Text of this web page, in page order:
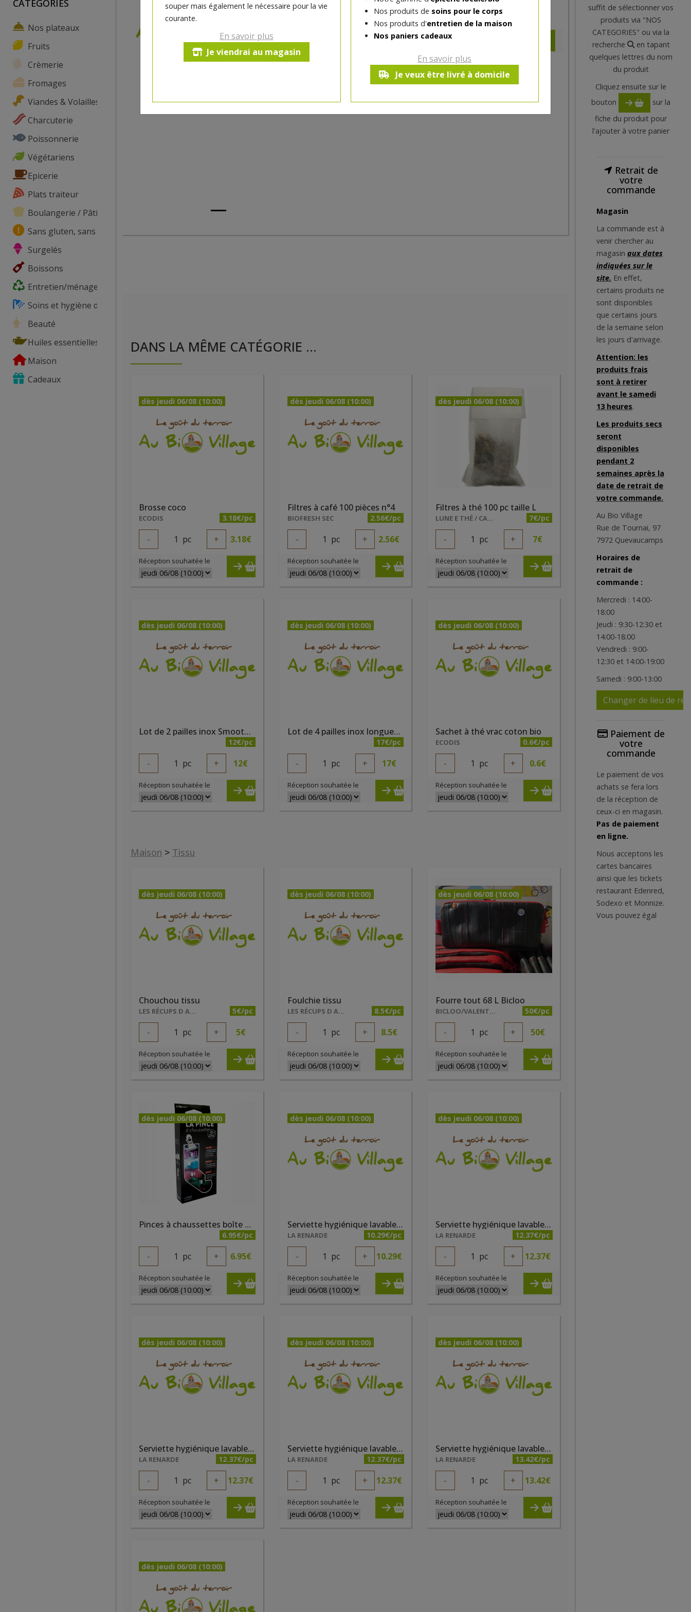
CATEGORIES
Nos plateaux
Fruits
Crèmerie
Fromages
Viandes & Volailles
Charcuterie
Poissonnerie
Végétariens
Epicerie
Plats traiteur
Boulangerie / Pâtisserie
Sans gluten, sans lactose, ...
Surgelés
Boissons
Entretien/ménage
Soins et hygiène du corps
Beauté
Huiles essentielles
Maison
Cadeaux
souper mais également le nécessaire pour la vie
courante.
En savoir plus
Je viendrai au magasin
Nos produits de soins pour le corps
Nos produits d'entretien de la maison
Nos paniers cadeaux
En savoir plus
Je veux être livré à domicile
1 pc +
Réception souhaitée le
DANS LA MÊME CATÉGORIE ...
dès jeudi 06/08 (10:00)
Brosse coco
ECODIS 3.18€/pc
- 1 pc + 3.18€
Réception souhaitée le
dès jeudi 06/08 (10:00)
Filtres à café 100 pièces n°4
BIOFRESH SEC 2.56€/pc
- 1 pc + 2.56€
Réception souhaitée le
dès jeudi 06/08 (10:00)
Filtres à thé 100 pc taille L
LUNE E THÉ / CALON LUCIE 7€/pc
- 1 pc + 7€
Réception souhaitée le
dès jeudi 06/08 (10:00)
Lot de 2 pailles inox Smoothies + goupillon
12€/pc
- 1 pc + 12€
Réception souhaitée le
dès jeudi 06/08 (10:00)
Lot de 4 pailles inox longues + goupillon
17€/pc
- 1 pc + 17€
Réception souhaitée le
dès jeudi 06/08 (10:00)
Sachet à thé vrac coton bio
ECODIS 0.6€/pc
- 1 pc + 0.6€
Réception souhaitée le
Maison > Tissu
dès jeudi 06/08 (10:00)
Chouchou tissu
LES RÉCUPS D ADEL 5€/pc
- 1 pc + 5€
Réception souhaitée le
dès jeudi 06/08 (10:00)
Foulchie tissu
LES RÉCUPS D ADEL 8.5€/pc
- 1 pc + 8.5€
Réception souhaitée le
dès jeudi 06/08 (10:00)
Fourre tout 68 L Bicloo
BICLOO/VALENTIN DE RODDER 50€/pc
- 1 pc + 50€
Réception souhaitée le
dès jeudi 06/08 (10:00)
Pinces à chaussettes boîte de 12 pièces
6.95€/pc
- 1 pc + 6.95€
Réception souhaitée le
dès jeudi 06/08 (10:00)
Serviette hygiénique lavable taille 2 gris
LA RENARDE 10.29€/pc
- 1 pc + 10.29€
Réception souhaitée le
dès jeudi 06/08 (10:00)
Serviette hygiénique lavable taille 3 fushia
LA RENARDE 12.37€/pc
- 1 pc + 12.37€
Réception souhaitée le
dès jeudi 06/08 (10:00)
Serviette hygiénique lavable taille 3 gris
LA RENARDE 12.37€/pc
- 1 pc + 12.37€
Réception souhaitée le
dès jeudi 06/08 (10:00)
Serviette hygiénique lavable taille 3 noisette
LA RENARDE 12.37€/pc
- 1 pc + 12.37€
Réception souhaitée le
dès jeudi 06/08 (10:00)
Serviette hygiénique lavable taille 4 fushia
LA RENARDE 13.42€/pc
- 1 pc + 13.42€
Réception souhaitée le
dès jeudi 06/08 (10:00)
suffit de sélectionner vos
produits via "NOS
CATEGORIES" ou via la
recherche
en tapant
quelques lettres du nom
du produit
Cliquez ensuite sur le
bouton
sur la
fiche du produit pour
l'ajouter à votre panier
Retrait de
votre
commande
Magasin
La commande est à
venir chercher au
magasin aux dates
indiquées sur le
site. En effet,
certains produits ne
sont disponibles
que certains jours
de la semaine selon
les jours d'arrivage.
Attention: les
produits frais
sont à retirer
avant le samedi
13 heures.
Les produits secs
seront
disponibles
pendant 2
semaines après la
date de retrait de
votre commande.
Au Bio Village
Rue de Tournai, 97
7972 Quevaucamps
Horaires de
retrait de
commande :
Mercredi : 14:00-
18:00
Jeudi : 9:30-12:30 et
14:00-18:00
Vendredi : 9:00-
12:30 et 14:00-19:00
Samedi : 9:00-13:00
Changer de lieu de
Paiement de
votre
commande
Le paiement de vos
achats se fera lors
de la réception de
ceux-ci en magasin.
Pas de paiement
en ligne.
Nous acceptons les
cartes bancaires
ainsi que les tickets
restaurant Edenred,
Sodexo et Monnize.
Vous pouvez égal